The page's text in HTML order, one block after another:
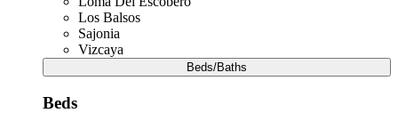
Los Balsos
Sajonia
Vizcaya
Beds/Baths
Beds